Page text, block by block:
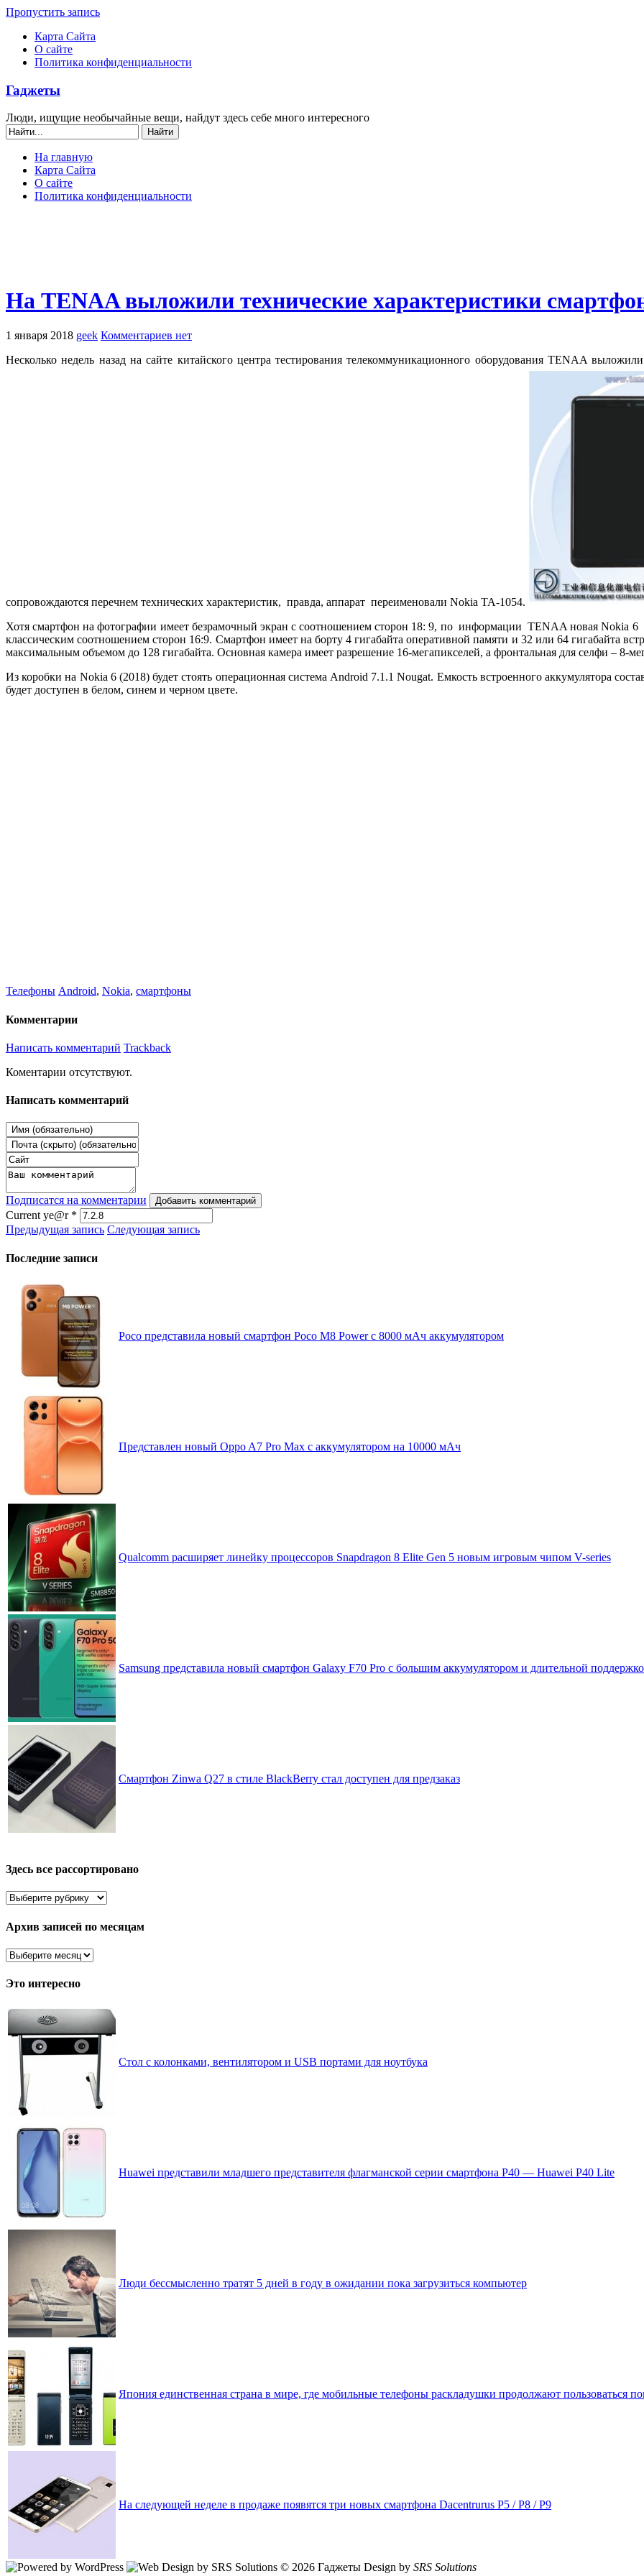
Пропустить запись
Карта Сайта
О сайте
Политика конфиденциальности
Гаджеты
Люди, ищущие необычайные вещи, найдут здесь себе много интересного
На главную
Карта Сайта
О сайте
Политика конфиденциальности
На TENAA выложили технические характеристики
1 января 2018 geek Комментариев нет
Несколько недель назад на сайте китайского центра тестирования телекоммуникационного оборудования TENAA
сопровождаются перечнем технических характеристик, правда, аппарат переименовали Nokia TA-1054.
Хотя смартфон на фотографии имеет безрамочный экран с соотношением сторон 18: 9, по информации TENAA новая Nokia
классическим соотношением сторон 16:9. Смартфон имеет на борту 4 гигабайта оперативной памяти и 32 или 64 гигабайта
максимальным объемом до 128 гигабайта. Основная камера имеет разрешение 16-мегапикселей, а фронтальная для селфи – 8-
Из коробки на Nokia 6 (2018) будет стоять операционная система Android 7.1.1 Nougat. Емкость встроенного аккумулятора
будет доступен в белом, синем и черном цвете.
Телефоны Android, Nokia, смартфоны
Комментарии
Написать комментарий Trackback
Коментарии отсутствуют.
Написать комментарий
Подписатся на комментарии Добавить комментарий
Current ye@r *
Предыдущая запись Следующая запись
Последние записи
Poco представила новый смартфон Poco M8 Power с 8000 мАч аккумулятором
Представлен новый Oppo A7 Pro Max с аккумулятором на 10000 мАч
Qualcomm расширяет линейку процессоров Snapdragon 8 Elite Gen 5 новым игровым чипом V-series
Samsung представила новый смартфон Galaxy F70 Pro с большим аккумулятором и длительной
Смартфон Zinwa Q27 в стиле BlackBerry стал доступен для предзаказ
Здесь все рассортировано
Здесь
рассортировано
Архив записей по месяцам
Архив
по
Это интересно
Стол с колонками, вентилятором и USB портами для ноутбука
Huawei представили младшего представителя флагманской серии смартфона P40 — Huawei P40 Lite
Люди бессмысленно тратят 5 дней в году в ожидании пока загрузиться компьютер
Япония единственная страна в мире, где мобильные телефоны раскладушки продолжают пользоваться
На следующей неделе в продаже появятся три новых смартфона Dacentrurus Р5 / P8 / P9
© 2026 Гаджеты Design by SRS Solutions